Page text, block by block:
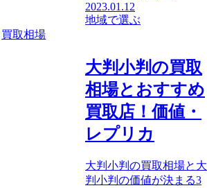
2023.01.12
地域で選ぶ
買取相場
大判小判の買取
相場とおすすめ
買取店！価値・
レプリカ
大判小判の買取相場と大
判小判の価値が決まる3